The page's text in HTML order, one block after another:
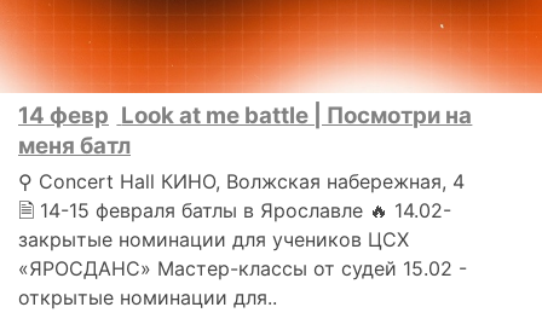
14 февр Look at me battle | Посмотри на
меня батл
⚲ Concert Hall КИНО, Волжская набережная, 4
🗎 14-15 февраля батлы в Ярославле 🔥 14.02-
закрытые номинации для учеников ЦСХ
«ЯРОСДАНС» Мастер-классы от судей 15.02 -
открытые номинации для..